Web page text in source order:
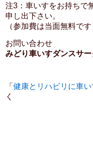
注3：車いすをお持ちで
申し出下さい。
（参加費は当面無料です
お問い合わせ
みどり車いすダンスサ
「健康とリハビリに車い
く